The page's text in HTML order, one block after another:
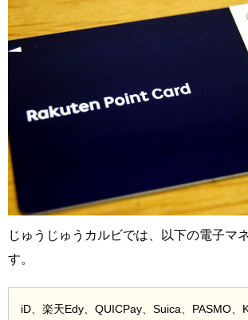
じゅうじゅうカルビでは、以下の電子マ
す。
iD、楽天Edy、QUICPay、Suica、PASMO、